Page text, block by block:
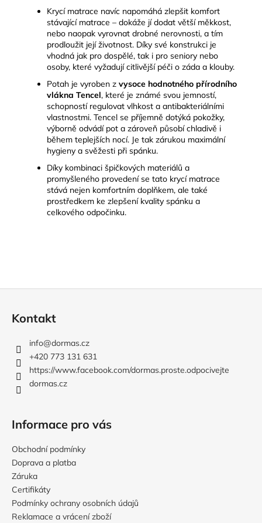
Krycí matrace navíc napomáhá zlepšit komfort
stávající matrace – dokáže jí dodat větší měkkost,
nebo naopak vyrovnat drobné nerovnosti, a tím
prodloužit její životnost. Díky své konstrukci je
vhodná jak pro dospělé, tak i pro seniory nebo
osoby, které vyžadují citlivější péči o záda a klouby.
Potah je vyroben z vysoce hodnotného přírodního
vlákna Tencel, které je známé svou jemností,
schopností regulovat vlhkost a antibakteriálními
vlastnostmi. Tencel se příjemně dotýká pokožky,
výborně odvádí pot a zároveň působí chladivě i
během teplejších nocí. Je tak zárukou maximální
hygieny a svěžesti při spánku.
Díky kombinaci špičkových materiálů a
promyšleného provedení se tato krycí matrace
stává nejen komfortním doplňkem, ale také
prostředkem ke zlepšení kvality spánku a
celkového odpočinku.
Kontakt
info@dormas.cz
+420 773 131 631
https://www.facebook.com/dormas.proste.odpocivejte
dormas.cz
Informace pro vás
Obchodní podmínky
Doprava a platba
Záruka
Certifikáty
Podmínky ochrany osobních údajů
Reklamace a vrácení zboží